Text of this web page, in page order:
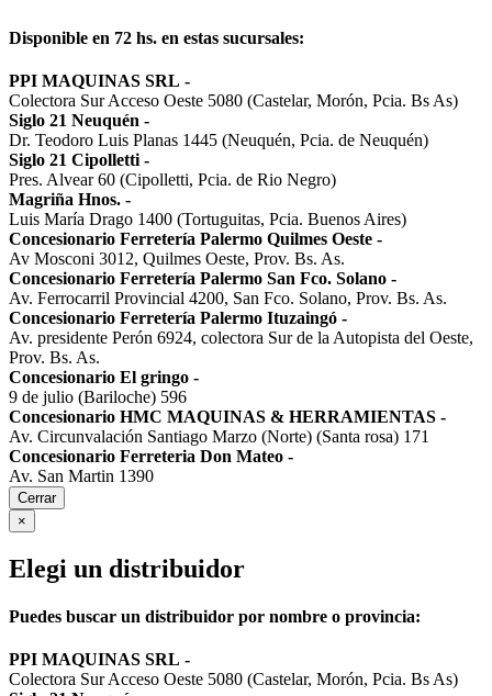
Disponible en 72 hs. en estas sucursales:
PPI MAQUINAS SRL -
Colectora Sur Acceso Oeste 5080 (Castelar, Morón, Pcia. Bs As)
Siglo 21 Neuquén -
Dr. Teodoro Luis Planas 1445 (Neuquén, Pcia. de Neuquén)
Siglo 21 Cipolletti -
Pres. Alvear 60 (Cipolletti, Pcia. de Rio Negro)
Magriña Hnos. -
Luis María Drago 1400 (Tortuguitas, Pcia. Buenos Aires)
Concesionario Ferretería Palermo Quilmes Oeste -
Av Mosconi 3012, Quilmes Oeste, Prov. Bs. As.
Concesionario Ferretería Palermo San Fco. Solano -
Av. Ferrocarril Provincial 4200, San Fco. Solano, Prov. Bs. As.
Concesionario Ferretería Palermo Ituzaingó -
Av. presidente Perón 6924, colectora Sur de la Autopista del Oeste,
Prov. Bs. As.
Concesionario El gringo -
9 de julio (Bariloche) 596
Concesionario HMC MAQUINAS & HERRAMIENTAS -
Av. Circunvalación Santiago Marzo (Norte) (Santa rosa) 171
Concesionario Ferreteria Don Mateo -
Av. San Martin 1390
Cerrar
×
Elegi un distribuidor
Puedes buscar un distribuidor por nombre o provincia:
PPI MAQUINAS SRL -
Colectora Sur Acceso Oeste 5080 (Castelar, Morón, Pcia. Bs As)